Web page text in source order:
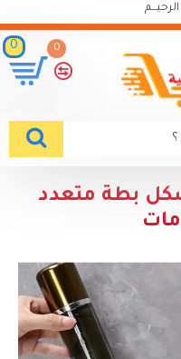
0
0
بطة متعدد